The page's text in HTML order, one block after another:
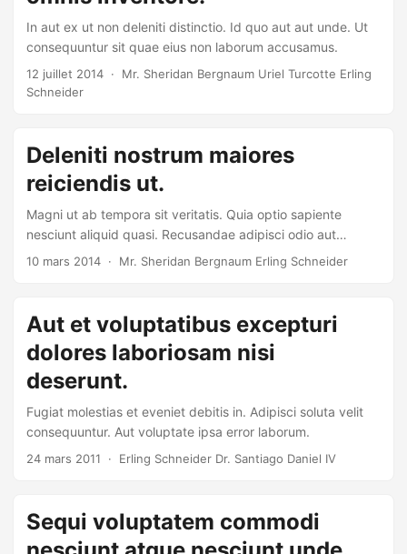
In aut ex ut non deleniti distinctio. Id quo aut aut unde. Ut
consequuntur sit quae eius non laborum accusamus.
12 juillet 2014 · Mr. Sheridan Bergnaum Uriel Turcotte Erling
Schneider
Deleniti nostrum maiores
reiciendis ut.
Magni ut ab tempora sit veritatis. Quia optio sapiente
nesciunt aliquid quasi. Recusandae adipisci odio aut
repellat. Voluptas unde sunt vero cumque dolor voluptate
10 mars 2014 · Mr. Sheridan Bergnaum Erling Schneider
Aut et voluptatibus excepturi
dolores laboriosam nisi
deserunt.
Fugiat molestias et eveniet debitis in. Adipisci soluta velit
consequuntur. Aut voluptate ipsa error laborum.
24 mars 2011 · Erling Schneider Dr. Santiago Daniel IV
Sequi voluptatem commodi